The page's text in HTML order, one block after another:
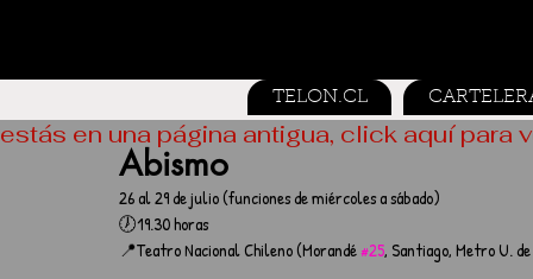
TELON.CL
Abismo
26 al 29 de julio (funciones de miércoles a sábado)
🕖19.30 horas
📍Teatro Nacional Chileno (Morandé #25, Santiago, Metro U.
estás en una página antigua, click aquí para